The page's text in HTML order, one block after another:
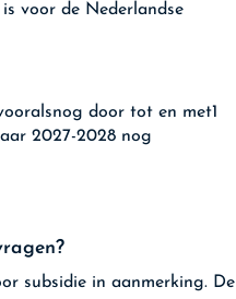
voor de Nederlandse
door tot en met1
2027-2028 nog
subsidie in aanmerking. De